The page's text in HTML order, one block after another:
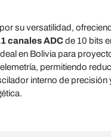
su versatilidad,
canales ADCde 10 bits
en Bolivia para
permitiendo
interno de precisión